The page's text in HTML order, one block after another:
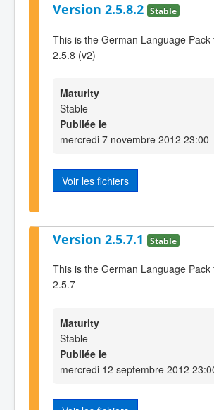
Version 2.5.8.2 Stable
This is the German Language Pack
2.5.8 (v2)
Maturity
Stable
Publiée le
mercredi 7 novembre 2012 23:00
Voir les fichiers
Version 2.5.7.1 Stable
This is the German Language Pack
2.5.7
Maturity
Stable
Publiée le
mercredi 12 septembre 2012